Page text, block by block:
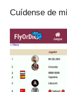
Cuídense de